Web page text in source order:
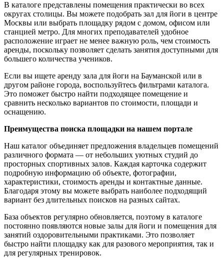
В каталоге представлены помещения практически во всех
округах столицы. Вы можете подобрать зал для йоги в центре
Москвы или выбрать площадку рядом с домом, офисом или
станцией метро. Для многих преподавателей удобное
расположение играет не менее важную роль, чем стоимость
аренды, поскольку позволяет сделать занятия доступными для
большего количества учеников.
Если вы ищете аренду зала для йоги на Бауманской или в
другом районе города, воспользуйтесь фильтрами каталога.
Это поможет быстро найти подходящее помещение и
сравнить несколько вариантов по стоимости, площади и
оснащению.
Преимущества поиска площадки на нашем портале
Наш каталог объединяет предложения владельцев помещений
различного формата — от небольших уютных студий до
просторных спортивных залов. Каждая карточка содержит
подробную информацию об объекте, фотографии,
характеристики, стоимость аренды и контактные данные.
Благодаря этому вы можете выбрать наиболее подходящий
вариант без длительных поисков на разных сайтах.
База объектов регулярно обновляется, поэтому в каталоге
постоянно появляются новые залы для йоги и помещения для
занятий оздоровительными практиками. Это позволяет
быстро найти площадку как для разового мероприятия, так и
для регулярных тренировок.